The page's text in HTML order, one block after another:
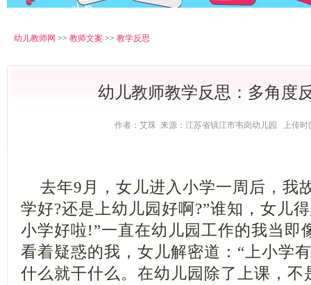
幼儿教师网 >> 教师文案 >> 教学反思
幼儿教师教学反思：多角度
作者：艾珠 来源：江苏省镇江市韦岗幼儿园 上传时
去年9月，女儿进入小学一周后，我
学好?还是上幼儿园好啊?”谁知，女儿
小学好啦!”一直在幼儿园工作的我当即
看着疑惑的我，女儿解密道：“上小学
什么就干什么。在幼儿园除了上课，不